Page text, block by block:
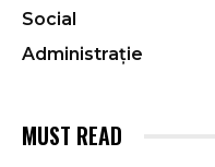
Social
Administrație
MUST READ